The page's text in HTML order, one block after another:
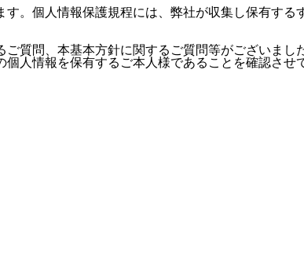
。個人情報保護規程には、弊社が収集し保有する
質問、本基本方針に関するご質問等がございまし
人情報を保有するご本人様であることを確認させ